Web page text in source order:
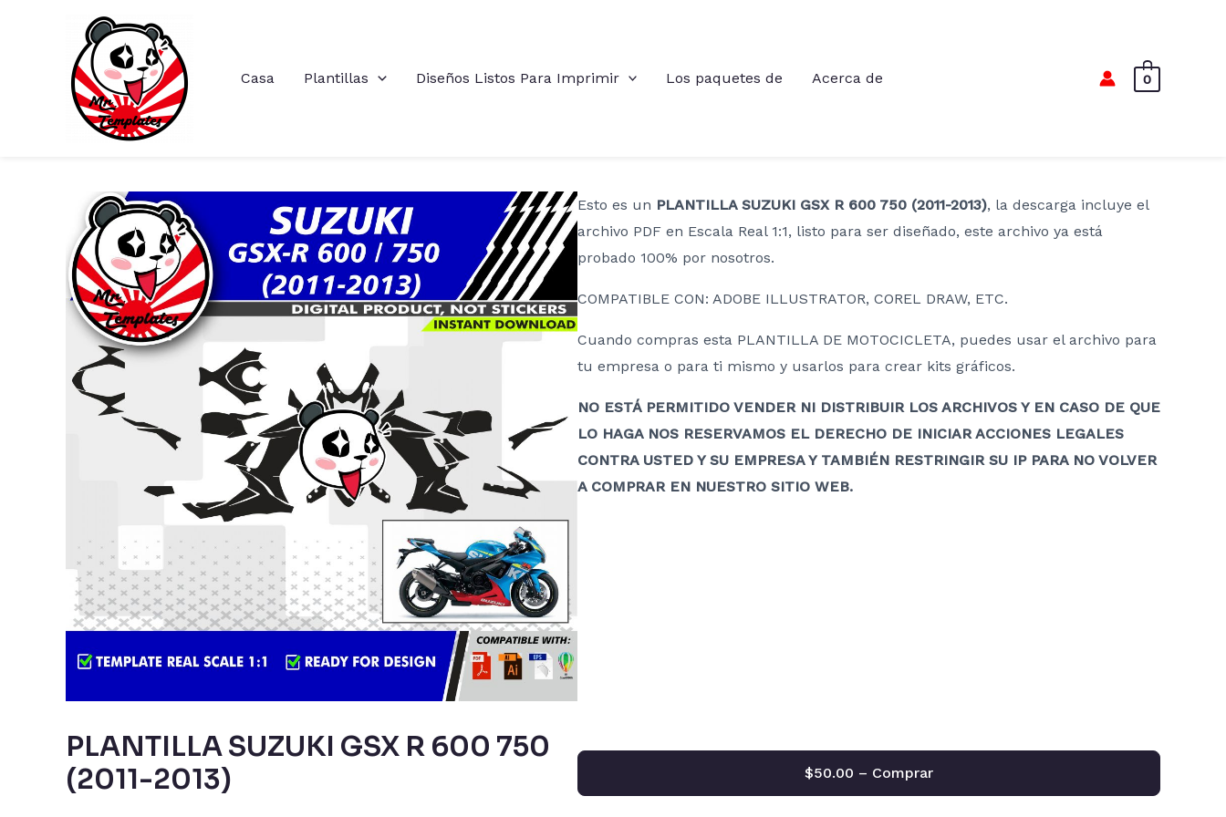
Casa Plantillas Diseños Listos Para Imprimir Los paquetes de Acerca de 0
PLANTILLA SUZUKI GSX R 600 750
(2011-2013)
Esto es un PLANTILLA SUZUKI GSX R 600 750 (2011-2013), la descarga incluye el
archivo PDF en Escala Real 1:1, listo para ser diseñado, este archivo ya está
probado 100% por nosotros.
COMPATIBLE CON: ADOBE ILLUSTRATOR, COREL DRAW, ETC.
Cuando compras esta PLANTILLA DE MOTOCICLETA, puedes usar el archivo para
tu empresa o para ti mismo y usarlos para crear kits gráficos.
NO ESTÁ PERMITIDO VENDER NI DISTRIBUIR LOS ARCHIVOS Y EN CASO DE QUE
LO HAGA NOS RESERVAMOS EL DERECHO DE INICIAR ACCIONES LEGALES
CONTRA USTED Y SU EMPRESA Y TAMBIÉN RESTRINGIR SU IP PARA NO VOLVER
A COMPRAR EN NUESTRO SITIO WEB.
$50.00 – Comprar